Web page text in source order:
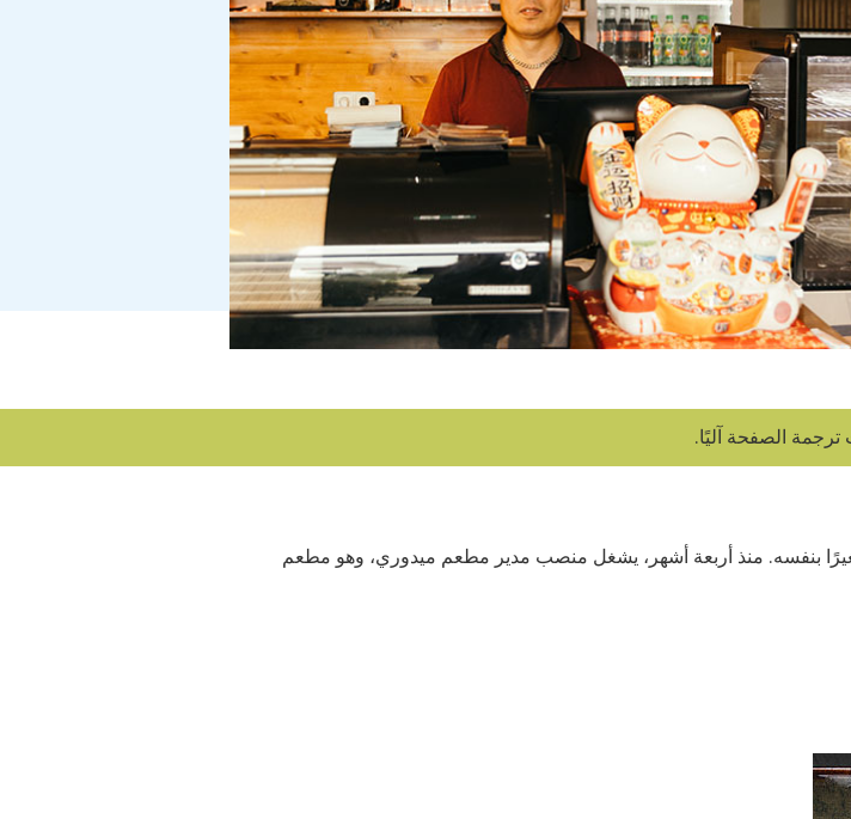
الصفحة آليًا.
بنفسه. منذ أربعة أشهر، يشغل منصب مدير مطعم ميدوري، وهو مطعم